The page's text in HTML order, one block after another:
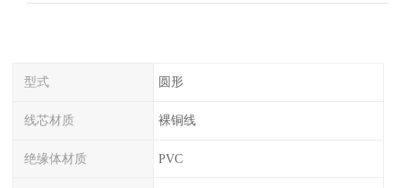
型式 圆形
线芯材质 裸铜线
绝缘体材质 PVC